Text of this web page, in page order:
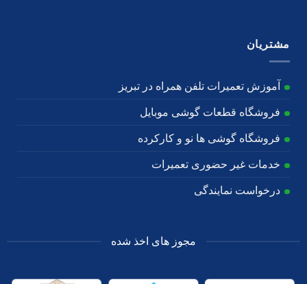
مشتریان
آموزش تعمیرات تلفن همراه در تبریز
فروشگاه قطعات گوشی موبایل
فروشگاه گوشی ها نو و کارکرده
خدمات غیر حضوری تعمیرات
درخواست نمایندگی
مجوز های اخذ شده